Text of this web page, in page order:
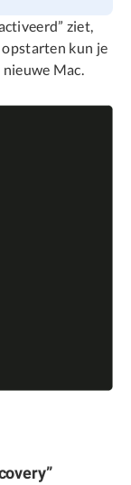
ziet,
opstarten kun je
Mac.